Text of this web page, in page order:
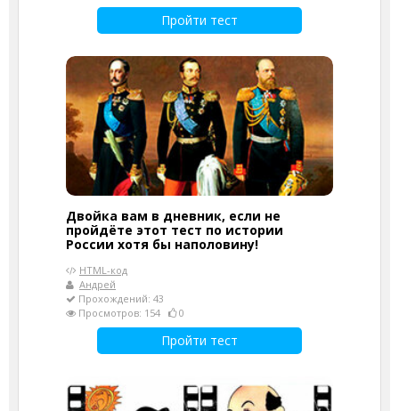
Пройти тест
Двойка вам в дневник, если не
пройдёте этот тест по истории
России хотя бы наполовину!
HTML-код
Андрей
Прохождений: 43
Просмотров: 154
0
Пройти тест